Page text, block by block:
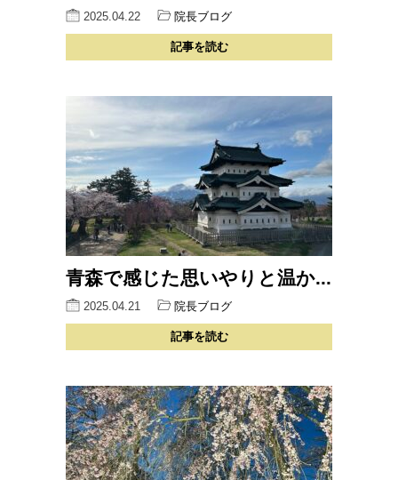
2025.04.22 院長ブログ
記事を読む
青森で感じた思いやりと温か...
2025.04.21 院長ブログ
記事を読む